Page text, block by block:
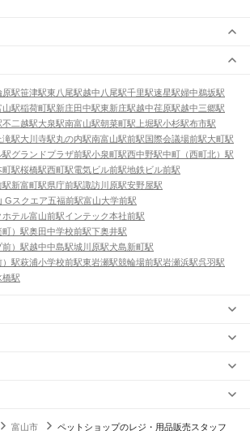
原駅笹津駅東八尾駅越中八尾駅千里駅速星駅婦中鵜坂駅
山駅稲荷町駅新庄田中駅東新庄駅越中荏原駅越中三郷駅
不二越駅大泉駅南富山駅朝菜町駅 上堀駅小杉駅布市駅
滝駅大川寺駅丸の内駅南富山駅前駅 国際会議場前駅大町駅
駅グランドプラザ前駅小泉町駅西中野駅中町（西町北）駅
町駅桜橋駅西町駅電気ビル前駅地鉄ビル前駅
駅新富町駅県庁前駅諏訪川原駅安野屋駅
Gスクエア五福前駅富山大学前駅
テル富山前駅インテック本社前駅
町）駅奥田中学校前駅下奥井駅
前）駅越中中島駅城川原駅犬島新町駅
）駅萩浦小学校前駅東岩瀬駅競輪場前駅岩瀬浜駅呉羽駅
橋駅
富山市 ペットショップのレジ・用品販売スタッフ